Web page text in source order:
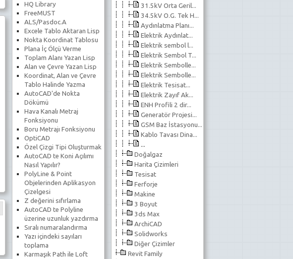
31.5kV Orta Geril...
34.5kV O.G. Tek H...
Aydınlatma Planı...
Elektrik Aydınlat...
Elektrik sembol l...
Elektrik Sembol T...
Elektrik Sembolle...
Elektrik Sembolle...
Elektrik Tesisat...
Elektrik Zayıf Ak...
ENH Profili 2 dir...
Generatör Projesi...
GSM Baz İstasyonu...
Kablo Tavası Dina...
...
Doğalgaz
Harita Çizimleri
Tesisat
Ferforje
Makine
3 Boyut
3ds Max
ArchiCAD
Solidworks
Diğer Çizimler
Revit Family
HQ Library
FreeMUST
ALS/Pasdoc.A
Excele Tablo Aktaran Lisp
Nokta Koordinat Tablosu
Plana İç Ölçü Verme
Toplam Alanı Yazan Lisp
Alan ve Çevre Yazan Lisp
Koordinat, Alan ve Çevre
Tablo Halinde Yazma
AutoCAD'de Nokta
Dökümü
Hava Kanalı Metraj
Fonksiyonu
Boru Metrajı Fonksiyonu
OptiCAD
Özel Çizgi Tipi Oluşturmak
AutoCAD te Koni Açılımı
Nasıl Yapılır?
PolyLine & Point
Objelerinden Aplikasyon
Çizelgesi
Z değerini sıfırlama
AutoCAD te Polyline
üzerine uzunluk yazdırma
Sıralı numaralandırma
Yazı içindeki sayıları
toplama
Karmaşık Path ile Loft